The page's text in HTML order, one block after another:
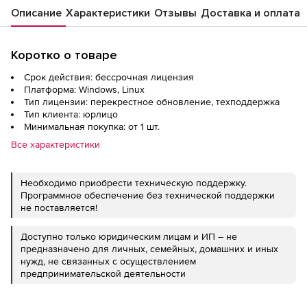
Описание Характеристики Отзывы Доставка и оплата
Коротко о товаре
Срок действия: бессрочная лицензия
Платформа: Windows, Linux
Тип лицензии: перекрестное обновление, техподдержка
Тип клиента: юрлицо
Минимальная покупка: от 1 шт.
Все характеристики
Необходимо приобрести техническую поддержку.
Программное обеспечение без технической поддержки
не поставляется!
Доступно только юридическим лицам и ИП – не
предназначено для личных, семейных, домашних и иных
нужд, не связанных с осуществлением
предпринимательской деятельности